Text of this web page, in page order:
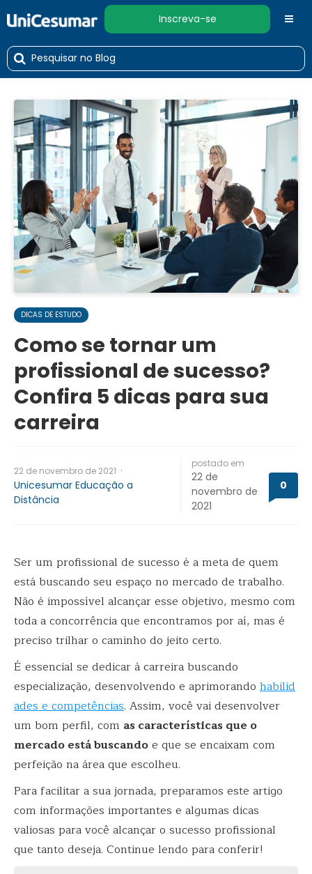
Inscreva-se
DICAS DE ESTUDO
Como se tornar um
profissional de sucesso?
Confira 5 dicas para sua
carreira
22 de novembro de 2021 ·
Unicesumar Educação a
Distância
postado em
22 de
novembro de
2021
0
Ser um profissional de sucesso é a meta de quem
está buscando seu espaço no mercado de trabalho.
Não é impossível alcançar esse objetivo, mesmo com
toda a concorrência que encontramos por aí, mas é
preciso trilhar o caminho do jeito certo.
É essencial se dedicar à carreira buscando
especialização, desenvolvendo e aprimorando habilid
ades e competências. Assim, você vai desenvolver
um bom perfil, com as características que o
mercado está buscandoe que se encaixam com
perfeição na área que escolheu.
Para facilitar a sua jornada, preparamos este artigo
com informações importantes e algumas dicas
valiosas para você alcançar o sucesso profissional
que tanto deseja. Continue lendo para conferir!